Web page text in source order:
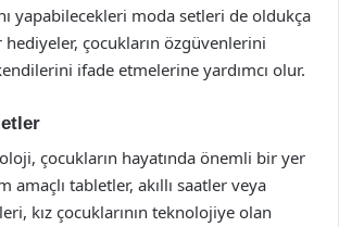
yapabilecekleri moda setleri de oldukça
çocukların özgüvenlerini
ifade etmelerine yardımcı olur.
çocukların hayatında önemli bir yer
amaçlı tabletler, akıllı saatler veya
kız çocuklarının teknolojiye olan